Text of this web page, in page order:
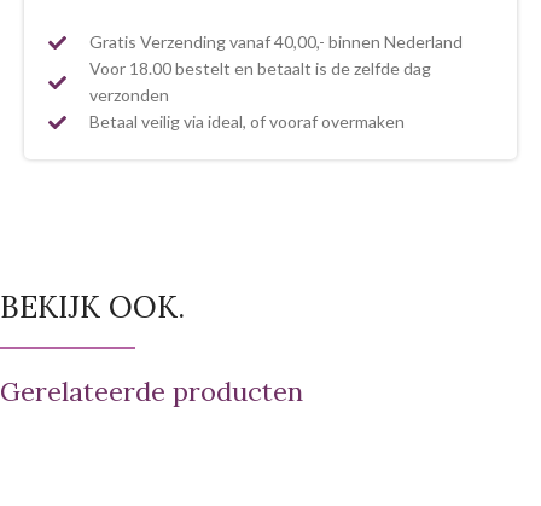
Gratis Verzending vanaf 40,00,- binnen Nederland
Voor 18.00 bestelt en betaalt is de zelfde dag
verzonden
Betaal veilig via ideal, of vooraf overmaken
BEKIJK OOK.
Gerelateerde producten